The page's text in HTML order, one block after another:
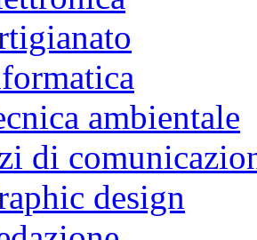
ambientale
di
design